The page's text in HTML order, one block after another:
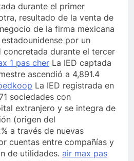
durante el primer
resultado de la venta de
de la firma mexicana
por un
concretada durante el tercer
1 pas cher La IED captada
ascendió a 4,891.4
La IED registrada en
sociedades con
extranjero y se integra de
(origen del
a través de nuevas
cuentas entre compañías y
de utilidades. air max pas